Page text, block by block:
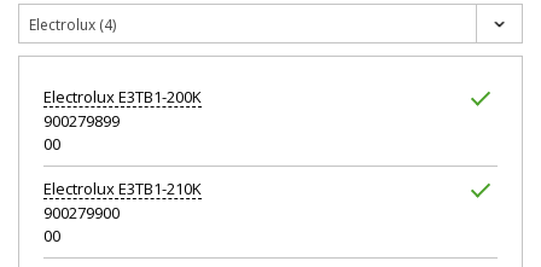
Electrolux (4)
ElectroluxE3TB1-200K
900279899
00
ElectroluxE3TB1-210K
900279900
00